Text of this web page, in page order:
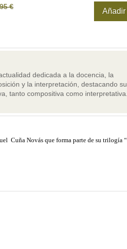
€
dedicada a la docencia, la
y la interpretación, destacando
tanto compositiva como interpretativa.
Cuña Novás que forma parte de su trilogía